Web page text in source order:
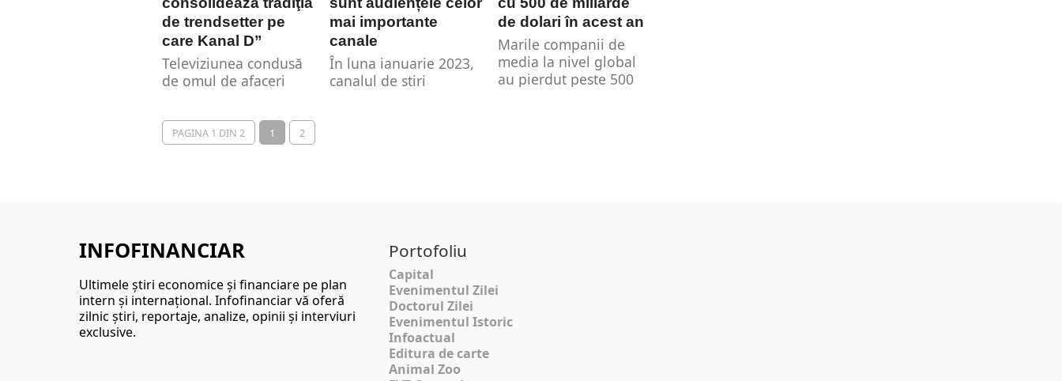
de trendsetter pe
care Kanal D”
Televiziunea condusă
de omul de afaceri
mai multe ori pe cele...
mai importante
canale
În luna ianuarie 2023,
canalul de știri
de dolari în acest an
Marile companii de
media la nivel global
au pierdut peste 500
PAGINA 1 DIN 2 1 2
INFOFINANCIAR
Ultimele ştiri economice şi financiare pe plan
intern şi internaţional. Infofinanciar vă oferă
zilnic ştiri, reportaje, analize, opinii şi interviuri
exclusive.
Portofoliu
Capital
Evenimentul Zilei
Doctorul Zilei
Evenimentul Istoric
Infoactual
Editura de carte
Animal Zoo